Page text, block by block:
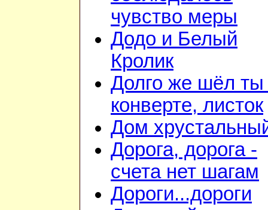
чувство меры
Додо и Белый
Кролик
Долго же шёл ты
конверте, листок
Дом
Дорога, дорога -
счета нет шагам
Дороги...дороги